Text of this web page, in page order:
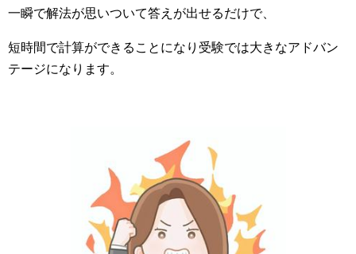
一瞬で解法が思いついて答えが出せるだけで、
短時間で計算ができることになり受験では大きなアドバン
テージになります。